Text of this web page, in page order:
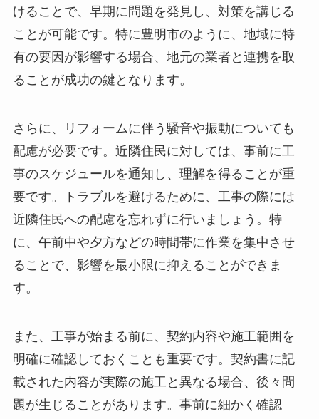
けることで、早期に問題を発見し、対策を講じる
ことが可能です。特に豊明市のように、地域に特
有の要因が影響する場合、地元の業者と連携を取
ることが成功の鍵となります。
さらに、リフォームに伴う騒音や振動についても
配慮が必要です。近隣住民に対しては、事前に工
事のスケジュールを通知し、理解を得ることが重
要です。トラブルを避けるために、工事の際には
近隣住民への配慮を忘れずに行いましょう。特
に、午前中や夕方などの時間帯に作業を集中させ
ることで、影響を最小限に抑えることができま
す。
また、工事が始まる前に、契約内容や施工範囲を
明確に確認しておくことも重要です。契約書に記
載された内容が実際の施工と異なる場合、後々問
題が生じることがあります。事前に細かく確認